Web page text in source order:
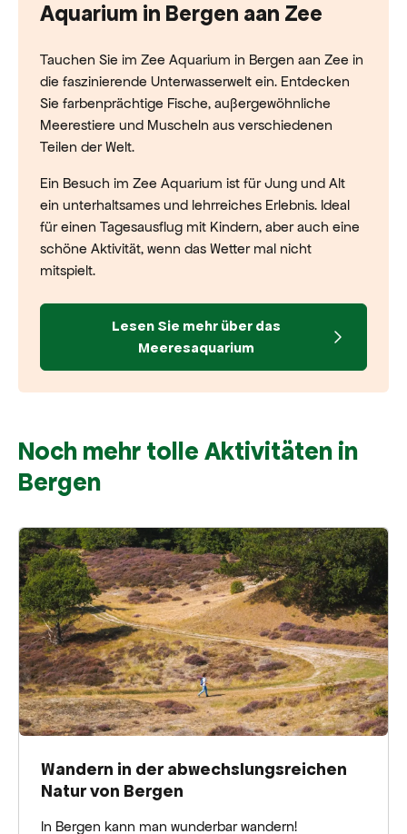
Aquarium in Bergen aan Zee
Tauchen Sie im Zee Aquarium in Bergen aan Zee in
die faszinierende Unterwasserwelt ein. Entdecken
Sie farbenprächtige Fische, außergewöhnliche
Meerestiere und Muscheln aus verschiedenen
Teilen der Welt.
Ein Besuch im Zee Aquarium ist für Jung und Alt
ein unterhaltsames und lehrreiches Erlebnis. Ideal
für einen Tagesausflug mit Kindern, aber auch eine
schöne Aktivität, wenn das Wetter mal nicht
mitspielt.
Lesen Sie mehr über das
Meeresaquarium
Noch mehr tolle Aktivitäten in
Bergen
Wandern in der abwechslungsreichen
Natur von Bergen
In Bergen kann man wunderbar wandern!